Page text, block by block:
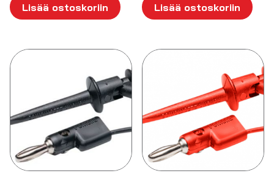
Lisää ostoskoriin Lisää ostoskoriin